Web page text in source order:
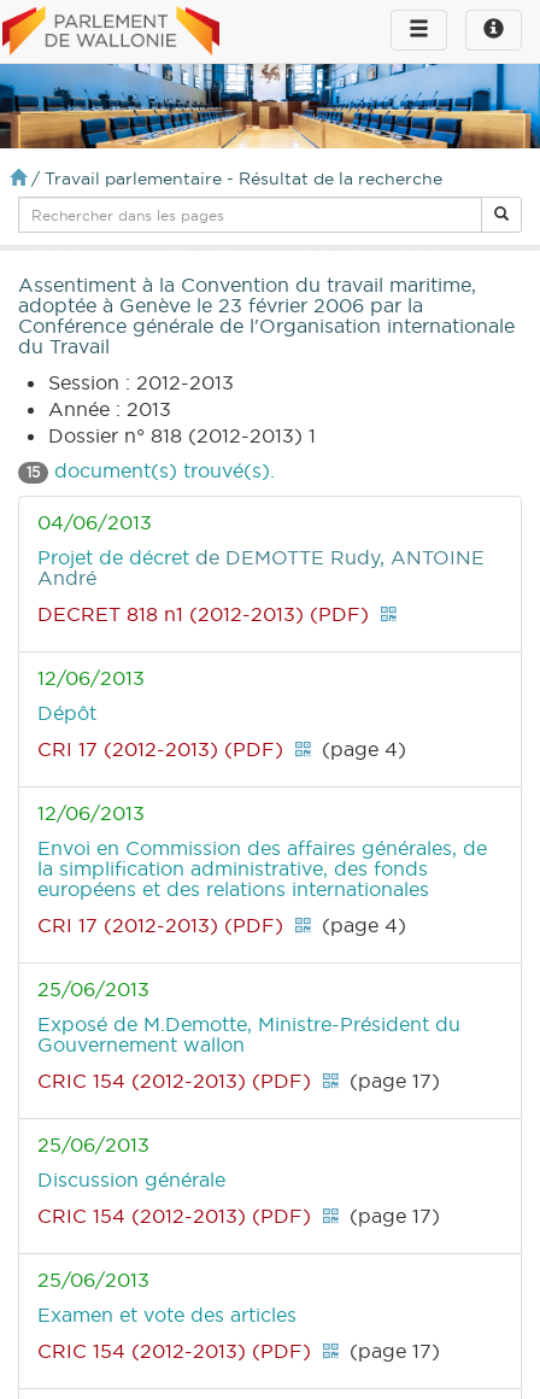
Toggle
infos
Toggle
navigation
/ Travail parlementaire - Résultat de la recherche
Assentiment à la Convention du travail maritime,
adoptée à Genève le 23 février 2006 par la
Conférence générale de l'Organisation internationale
du Travail
Session : 2012-2013
Année : 2013
Dossier n° 818 (2012-2013) 1
15 document(s) trouvé(s).
04/06/2013
Projet de décret de DEMOTTE Rudy, ANTOINE
André
DECRET 818 n1 (2012-2013) (PDF)
12/06/2013
Dépôt
CRI 17 (2012-2013) (PDF)
(page 4)
12/06/2013
Envoi en Commission des affaires générales, de
la simplification administrative, des fonds
européens et des relations internationales
CRI 17 (2012-2013) (PDF)
(page 4)
25/06/2013
Exposé de M.Demotte, Ministre-Président du
Gouvernement wallon
CRIC 154 (2012-2013) (PDF)
(page 17)
25/06/2013
Discussion générale
CRIC 154 (2012-2013) (PDF)
(page 17)
25/06/2013
Examen et vote des articles
CRIC 154 (2012-2013) (PDF)
(page 17)